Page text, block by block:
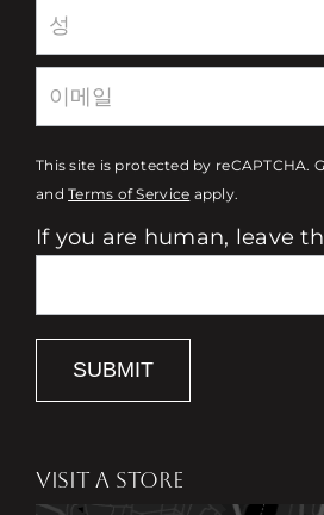
This site is protected by reCAPTCHA.
andTerms of Service apply.
If you are human, leave
SUBMIT
VISIT A STORE